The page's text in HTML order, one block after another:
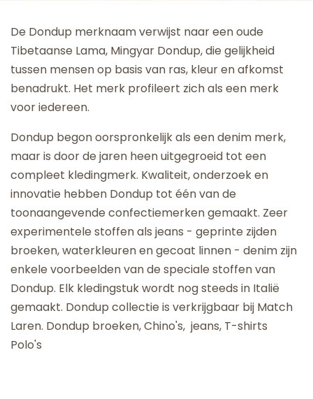
De Dondup merknaam verwijst naar een oude
Tibetaanse Lama, Mingyar Dondup, die gelijkheid
tussen mensen op basis van ras, kleur en afkomst
benadrukt. Het merk profileert zich als een merk
voor iedereen.
Dondup begon oorspronkelijk als een denim merk,
maar is door de jaren heen uitgegroeid tot een
compleet kledingmerk. Kwaliteit, onderzoek en
innovatie hebben Dondup tot één van de
toonaangevende confectiemerken gemaakt. Zeer
experimentele stoffen als jeans - geprinte zijden
broeken, waterkleuren en gecoat linnen - denim zijn
enkele voorbeelden van de speciale stoffen van
Dondup. Elk kledingstuk wordt nog steeds in Italië
gemaakt. Dondup collectie is verkrijgbaar bij Match
Laren. Dondup broeken, Chino's, jeans, T-shirts
Polo's